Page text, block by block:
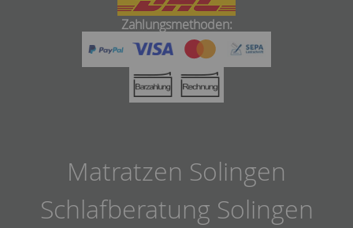
Zahlungsmethoden:
Matratzen Solingen
Schlafberatung Solingen